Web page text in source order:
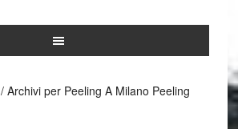
/Archivi per Peeling A Milano Peeling